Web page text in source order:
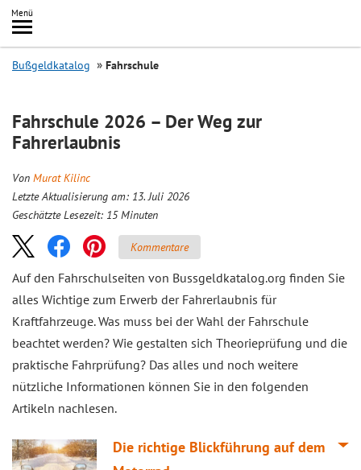
Inhalt
springen
Menü
Search
Bußgeldkatalog Fahrschule
Fahrschule 2026 – Der Weg zur
Fahrerlaubnis
Von Murat Kilinc
Letzte Aktualisierung am: 13. Juli 2026
Geschätzte Lesezeit: 15 Minuten
Kommentare
Auf den Fahrschulseiten von Bussgeldkatalog.org finden Sie
alles Wichtige zum Erwerb der Fahrerlaubnis für
Kraftfahrzeuge. Was muss bei der Wahl der Fahrschule
beachtet werden? Wie gestalten sich Theorieprüfung und die
praktische Fahrprüfung? Das alles und noch weitere
nützliche Informationen können Sie in den folgenden
Artikeln nachlesen.
Die richtige Blickführung auf dem